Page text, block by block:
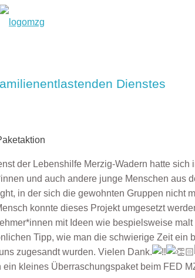
Dienstes
der Lebenshilfe Merzig-Wadern hatte sich
und auch andere junge Menschen aus
in der sich die gewohnten Gruppen nicht
konnte dieses Projekt umgesetzt
mit Ideen wie bespielsweise
Tipp, wie man die schwierige Zeit ein
zugesandt wurden. Vielen Dank.
kleines Überraschungspaket beim FED